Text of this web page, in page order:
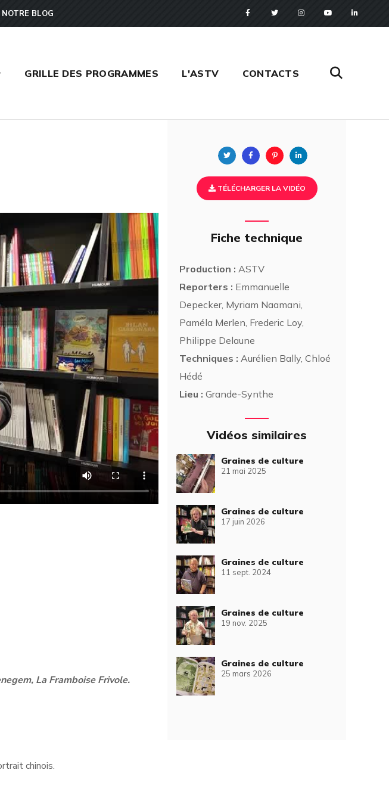
NOTRE BLOG
GRILLE DES PROGRAMMES L'ASTV CONTACTS
La Framboise Frivole.
chinois.
Twitter FacebookPinterest
TÉLÉCHARGER LA VIDÉO
Fiche technique
Production : ASTV
Reporters : Emmanuelle
Depecker, Myriam Naamani,
Paméla Merlen, Frederic Loy,
Philippe Delaune
Techniques : Aurélien Bally, Chloé
Hédé
Lieu : Grande-Synthe
Vidéos similaires
Graines de culture
21 mai 2025
Graines de culture
17 juin 2026
Graines de culture
11 sept. 2024
Graines de culture
19 nov. 2025
Graines de culture
25 mars 2026